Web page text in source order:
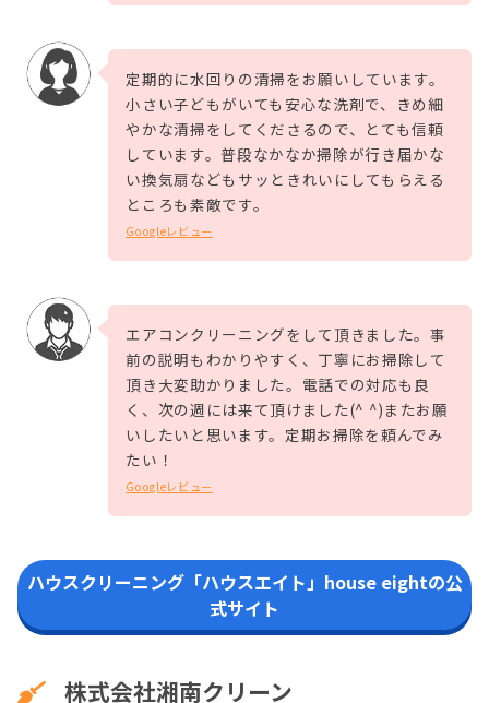
定期的に水回りの清掃をお願いしています。
小さい子どもがいても安心な洗剤で、きめ細
やかな清掃をしてくださるので、とても信頼
しています。普段なかなか掃除が行き届かな
い換気扇などもサッときれいにしてもらえる
ところも素敵です。
Googleレビュー
エアコンクリーニングをして頂きました。事
前の説明もわかりやすく、丁寧にお掃除して
頂き大変助かりました。電話での対応も良
く、次の週には来て頂けました(^ ^)またお願
いしたいと思います。定期お掃除を頼んでみ
たい！
Googleレビュー
ハウスクリーニング「ハウスエイト」house eightの公
式サイト
株式会社湘南クリーン